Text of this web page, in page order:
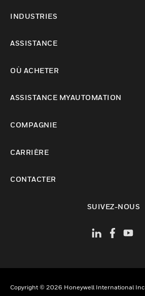
INDUSTRIES
ASSISTANCE
OÙ ACHETER
ASSISTANCE MYAUTOMATION
COMPAGNIE
CARRIÈRE
CONTACTER
SUIVEZ-NOUS
Copyright © 2026 Honeywell International Inc